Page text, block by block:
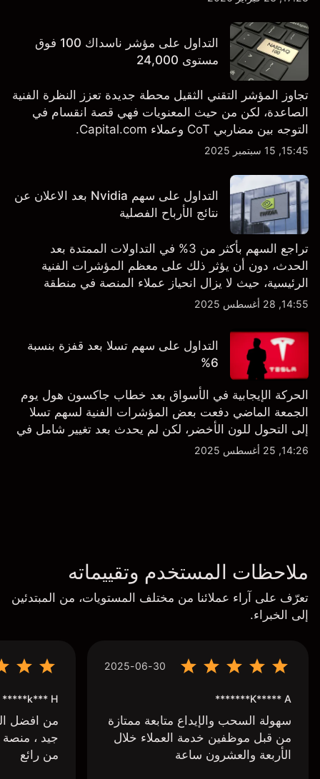
التداول على مؤشر ناسداك 100 فوق
مستوى 24,000
تجاوز المؤشر التقني الثقيل محطة جديدة تعزز النظرة الفنية
الصاعدة، لكن من حيث المعنويات فهي قصة انقسام في
التوجه بين مضاربي CoT وعملاء Capital.com.
15:45, 15 سبتمبر 2025
التداول على سهم Nvidia بعد الاعلان عن
نتائج الأرباح الفصلية
تراجع السهم بأكثر من 3% في التداولات الممتدة بعد
الحدث، دون أن يؤثر ذلك على معظم المؤشرات الفنية
الرئيسية، حيث لا يزال انحياز عملاء المنصة في منطقة
الشراء المفرط.
14:55, 28 أغسطس 2025
التداول على سهم تسلا بعد قفزة بنسبة
6%
الحركة الإيجابية في الأسواق بعد خطاب جاكسون هول يوم
الجمعة الماضي دفعت بعض المؤشرات الفنية لسهم تسلا
إلى التحول للون الأخضر، لكن لم يحدث بعد تغيير شامل في
النظرة الفنية سواء على الإطار اليومي أو الأسبوعي.
14:26, 25 أغسطس 2025
ملاحظات المستخدم وتقييماته
تعرّف على آراء عملائنا من مختلف المستويات، من المبتدئين
إلى الخبراء.
2025-06-30
K***** A*******
سهولة السحب والإيداع متابعة ممتازة
من قبل موظفين خدمة العملاء خلال
الأربعة والعشرون ساعة
k*** H*****
من افضل
جيد ،
من رائع